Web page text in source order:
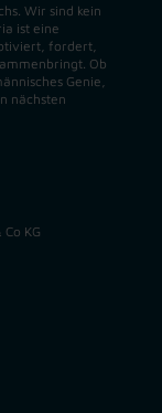
Wir sind kein
ist eine
fordert,
Ob
Genie,
nächsten
KG